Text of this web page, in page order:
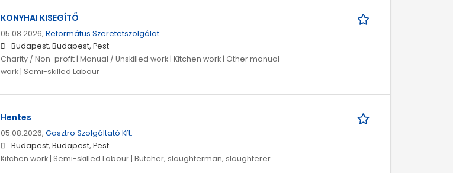
KONYHAI KISEGÍTŐ
05.08.2026, Református Szeretetszolgálat
Budapest, Budapest, Pest
Charity / Non-profit | Manual / Unskilled work | Kitchen work | Other manual
work | Semi-skilled Labour
Hentes
05.08.2026, Gasztro Szolgáltató Kft.
Budapest, Budapest, Pest
Kitchen work | Semi-skilled Labour | Butcher, slaughterman, slaughterer